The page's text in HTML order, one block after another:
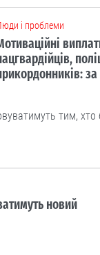
і проблеми
тим, хто
новий